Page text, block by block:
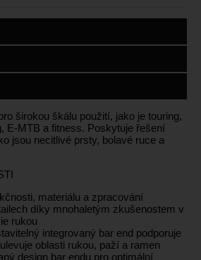
širokou škálu použití, jako je touring,
E-MTB a fitness. Poskytuje řešení
jsou necitlivé prsty, bolavé ruce a
materiálu a zpracování
díky mnohaletým zkušenostem v
rukou
integrovaný bar end podporuje
oblasti rukou, paží a ramen
design bar endu pro optimální